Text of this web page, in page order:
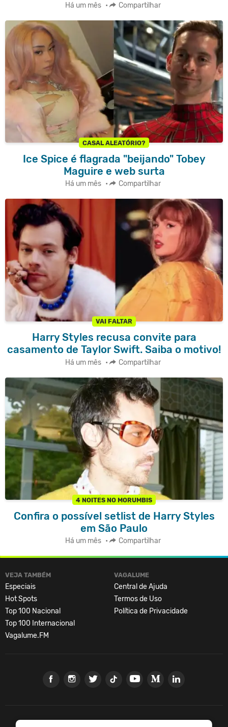
Há um mês • Compartilhar
CASAL ALEATÓRIO?
Ice Spice é flagrada "beijando" Tobey
Maguire e web surta
Há um mês • Compartilhar
VAI FALTAR
Harry Styles recusa convite para
casamento de Taylor Swift. Saiba o motivo!
Há um mês • Compartilhar
4 NOITES NO MORUMBIS
Confira o possível setlist de Harry Styles
em São Paulo
Há um mês • Compartilhar
VEJA TAMBÉM
Especiais
Hot Spots
Top 100 Nacional
Top 100 Internacional
Vagalume.FM
VAGALUME
Central de Ajuda
Termos de Uso
Política de Privacidade